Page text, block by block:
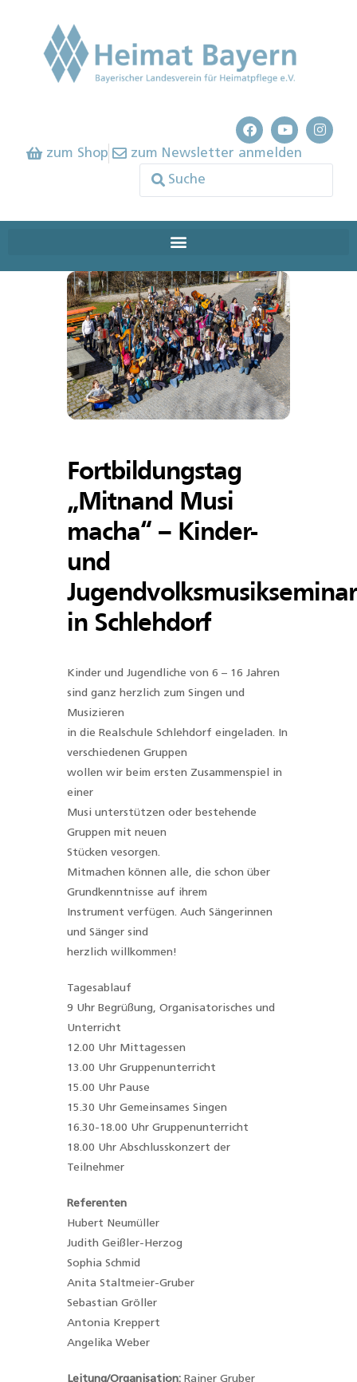
zum Shop zum Newsletter anmelden
Fortbildungstag
„Mitnand Musi
macha“ – Kinder-
und
Jugendvolksmusikseminar
in Schlehdorf
Kinder und Jugendliche von 6 – 16 Jahren
sind ganz herzlich zum Singen und
Musizieren
in die Realschule Schlehdorf eingeladen. In
verschiedenen Gruppen
wollen wir beim ersten Zusammenspiel in
einer
Musi unterstützen oder bestehende
Gruppen mit neuen
Stücken vesorgen.
Mitmachen können alle, die schon über
Grundkenntnisse auf ihrem
Instrument verfügen. Auch Sängerinnen
und Sänger sind
herzlich willkommen!
Tagesablauf
9 Uhr Begrüßung, Organisatorisches und
Unterricht
12.00 Uhr Mittagessen
13.00 Uhr Gruppenunterricht
15.00 Uhr Pause
15.30 Uhr Gemeinsames Singen
16.30-18.00 Uhr Gruppenunterricht
18.00 Uhr Abschlusskonzert der
Teilnehmer
Referenten
Hubert Neumüller
Judith Geißler-Herzog
Sophia Schmid
Anita Staltmeier-Gruber
Sebastian Gröller
Antonia Kreppert
Angelika Weber
Leitung/Organisation: Rainer Gruber